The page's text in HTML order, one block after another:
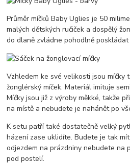
Průměr míčků Baby Uglies je 50
malých dětských ručiček a dospělý
do dlaně zvládne pohodlně poskládat
Vzhledem ke své velikosti jsou míčky
žonglérský míček. Materiál imituje
Míčky jsou již z výroby měkké, takže
na místě a nebudete je nahánět po
K setu patří také dostatečně velký
házení zase uklidíte. Budete je tak
odjezdem na prázdniny nebudete na
pod postelí.